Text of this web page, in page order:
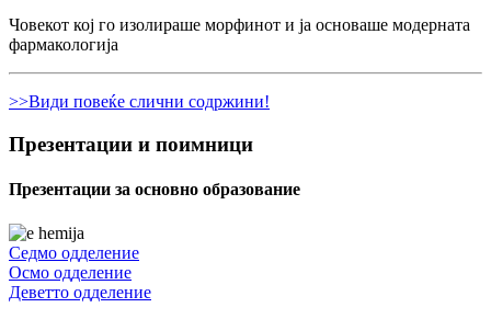
Човекот кој го изолираше морфинот и ја основаше модерната
фармакологија
>>Види повеќе слични содржини!
Презентации и поимници
Презентации за основно образование
Седмо одделение
Осмо одделение
Деветто одделение